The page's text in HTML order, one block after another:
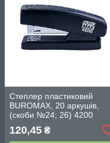
Степлер пластиковий
BUROMAX, 20 аркушів,
(скоби №24; 26) 4200
120,45 ₴